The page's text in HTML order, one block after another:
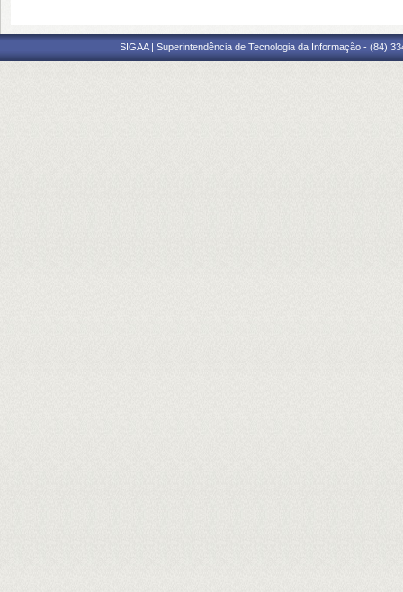
SIGAA | Superintendência de Tecnologia da Informação - (84)